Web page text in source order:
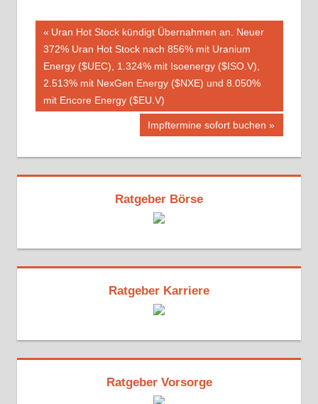
Beitragsnavigation
Vorheriger
Beitrag:
Uran Hot Stock kündigt Übernahmen an. Neuer
372% Uran Hot Stock nach 856% mit Uranium
Energy ($UEC), 1.324% mit Isoenergy ($ISO.V),
2.513% mit NexGen Energy ($NXE) und 8.050%
mit Encore Energy ($EU.V)
Nächster
Impftermine sofort buchen
Ratgeber Börse
Ratgeber Karriere
Ratgeber Vorsorge